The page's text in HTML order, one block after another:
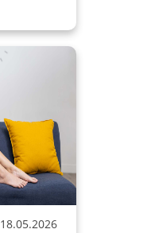
18.05.2026